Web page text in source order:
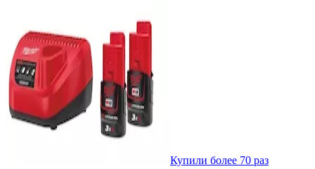
Купили более 70 раз